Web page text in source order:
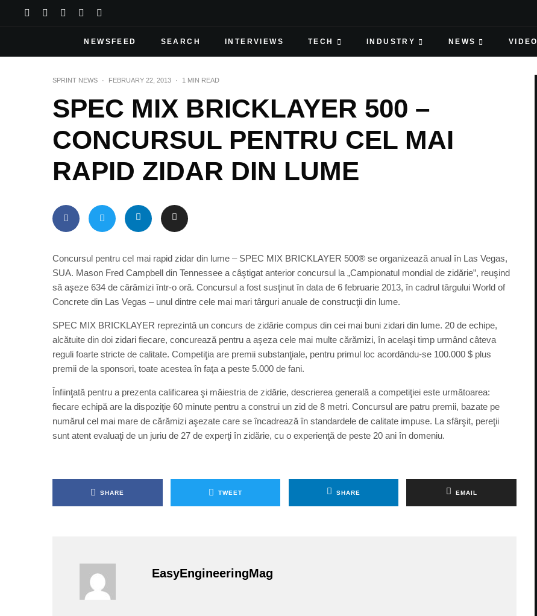
NEWSFEED SEARCH INTERVIEWS TECH INDUSTRY NEWS VIDEO
SPRINT NEWS · FEBRUARY 22, 2013 · 1 MIN READ
SPEC MIX BRICKLAYER 500 –
CONCURSUL PENTRU CEL MAI
RAPID ZIDAR DIN LUME
Concursul pentru cel mai rapid zidar din lume – SPEC MIX BRICKLAYER 500® se organizează anual în Las Vegas,
SUA. Mason Fred Campbell din Tennessee a câştigat anterior concursul la „Campionatul mondial de zidărie”, reuşind
să aşeze 634 de cărămizi într-o oră. Concursul a fost susţinut în data de 6 februarie 2013, în cadrul târgului World of
Concrete din Las Vegas – unul dintre cele mai mari târguri anuale de construcţii din lume.
SPEC MIX BRICKLAYER reprezintă un concurs de zidărie compus din cei mai buni zidari din lume. 20 de echipe,
alcătuite din doi zidari fiecare, concurează pentru a aşeza cele mai multe cărămizi, în acelaşi timp urmând câteva
reguli foarte stricte de calitate. Competiţia are premii substanţiale, pentru primul loc acordându-se 100.000 $ plus
premii de la sponsori, toate acestea în faţa a peste 5.000 de fani.
Înfiinţată pentru a prezenta calificarea şi măiestria de zidărie, descrierea generală a competiţiei este următoarea:
fiecare echipă are la dispoziţie 60 minute pentru a construi un zid de 8 metri. Concursul are patru premii, bazate pe
numărul cel mai mare de cărămizi aşezate care se încadrează în standardele de calitate impuse. La sfârşit, pereţii
sunt atent evaluaţi de un juriu de 27 de experţi în zidărie, cu o experienţă de peste 20 ani în domeniu.
SHARE TWEET SHARE EMAIL
EasyEngineeringMag